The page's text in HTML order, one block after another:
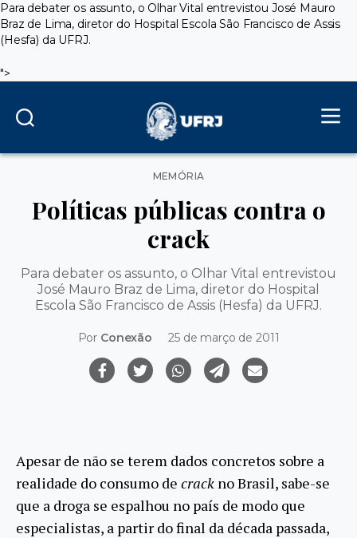
Para debater os assunto, o Olhar Vital entrevistou José Mauro
Braz de Lima, diretor do Hospital Escola São Francisco de Assis
(Hesfa) da UFRJ.
">
Categorias
MEMÓRIA
Políticas públicas contra o
crack
Para debater os assunto, o Olhar Vital entrevistou
José Mauro Braz de Lima, diretor do Hospital
Escola São Francisco de Assis (Hesfa) da UFRJ.
Por Conexão 25 de março de 2011
Apesar de não se terem dados concretos sobre a
realidade do consumo de crack no Brasil, sabe-se
que a droga se espalhou no país de modo que
especialistas, a partir do final da década passada,